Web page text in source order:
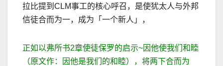
拉比提到 CLM事工的核心呼召，是使犹太人与外邦
信徒合而为一，成为「一个新人」，
正如以弗所书2章使徒保罗的启示~因他使我们和睦
（原文作：因他是我们的和睦），将两下合而为